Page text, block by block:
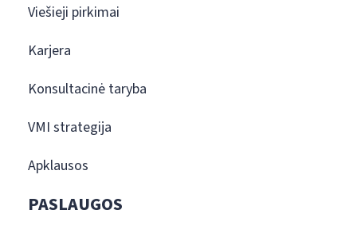
Viešieji pirkimai
Karjera
Konsultacinė taryba
VMI strategija
Apklausos
PASLAUGOS